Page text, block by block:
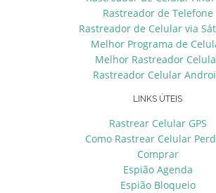
Rastreador de Telefone
Rastreador de Celular via
Melhor Programa de
Melhor Rastreador
Rastreador Celular
LINKS ÚTEIS
Rastrear Celular GPS
Como Rastrear Celular
Comprar
Espião Agenda
Espião Bloqueio